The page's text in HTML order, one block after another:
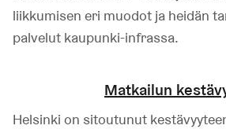
liikkumisen eri muodot ja heidän
palvelut kaupunki-infrassa.
Matkailun
Helsinki on sitoutunut